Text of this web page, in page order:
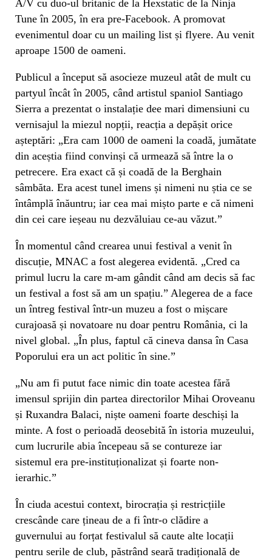
A/V cu duo-ul britanic de la Hexstatic de la Ninja
Tune în 2005, în era pre-Facebook. A promovat
evenimentul doar cu un mailing list și flyere. Au venit
aproape 1500 de oameni.
Publicul a început să asocieze muzeul atât de mult cu
partyul încât în 2005, când artistul spaniol Santiago
Sierra a prezentat o instalație dee mari dimensiuni cu
vernisajul la miezul nopții, reacția a depășit orice
așteptări: „Era cam 1000 de oameni la coadă, jumătate
din aceștia fiind convinși că urmează să între la o
petrecere. Era exact că și coadă de la Berghain
sâmbăta. Era acest tunel imens și nimeni nu știa ce se
întâmplă înăuntru; iar cea mai mișto parte e că nimeni
din cei care ieșeau nu dezvăluiau ce-au văzut.”
În momentul când crearea unui festival a venit în
discuție, MNAC a fost alegerea evidentă. „Cred ca
primul lucru la care m-am gândit când am decis să fac
un festival a fost să am un spațiu.” Alegerea de a face
un întreg festival într-un muzeu a fost o mișcare
curajoasă și novatoare nu doar pentru România, ci la
nivel global. „În plus, faptul că cineva dansa în Casa
Poporului era un act politic în sine.”
„Nu am fi putut face nimic din toate acestea fără
imensul sprijin din partea directorilor Mihai Oroveanu
și Ruxandra Balaci, niște oameni foarte deschiși la
minte. A fost o perioadă deosebită în istoria muzeului,
cum lucrurile abia începeau să se contureze iar
sistemul era pre-instituționalizat și foarte non-
ierarhic.”
În ciuda acestui context, birocrația și restricțiile
crescânde care țineau de a fi într-o clădire a
guvernului au forțat festivalul să caute alte locații
pentru serile de club, păstrând seară tradițională de